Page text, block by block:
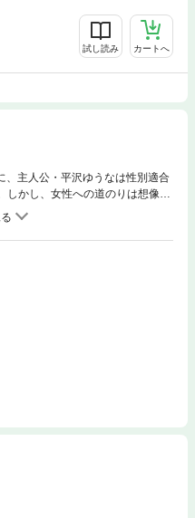
試し読み カートへ
、主人公・平沢ゆうなは性別適合
かし、女性への道のりは想像し
（GID）当事者の作者が男性から
イ！